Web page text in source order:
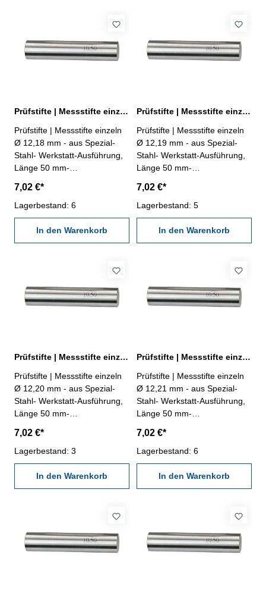
Prüfstifte | Messstifte einzeln Ø 12,18 mm ± 0,002 mm
Prüfstifte | Messstifte einzeln
Ø 12,18 mm - aus Spezial-
Stahl- Werkstatt-Ausführung,
Länge 50 mm-
Behältnis Abmessung: Ø
12,18 mm
7,02 €*
Lagerbestand: 6
In den Warenkorb
Prüfstifte | Messstifte einzeln Ø 12,19 mm ± 0,002 mm
Prüfstifte | Messstifte einzeln
Ø 12,19 mm - aus Spezial-
Stahl- Werkstatt-Ausführung,
Länge 50 mm-
Behältnis Abmessung: Ø
12,19 mm
7,02 €*
Lagerbestand: 5
In den Warenkorb
Prüfstifte | Messstifte einzeln Ø 12,20 mm ± 0,002 mm
Prüfstifte | Messstifte einzeln
Ø 12,20 mm - aus Spezial-
Stahl- Werkstatt-Ausführung,
Länge 50 mm-
Behältnis Abmessung: Ø
12,20 mm
7,02 €*
Lagerbestand: 3
In den Warenkorb
Prüfstifte | Messstifte einzeln Ø 12,21 mm ± 0,002 mm
Prüfstifte | Messstifte einzeln
Ø 12,21 mm - aus Spezial-
Stahl- Werkstatt-Ausführung,
Länge 50 mm-
Behältnis Abmessung: Ø
12,21 mm
7,02 €*
Lagerbestand: 6
In den Warenkorb